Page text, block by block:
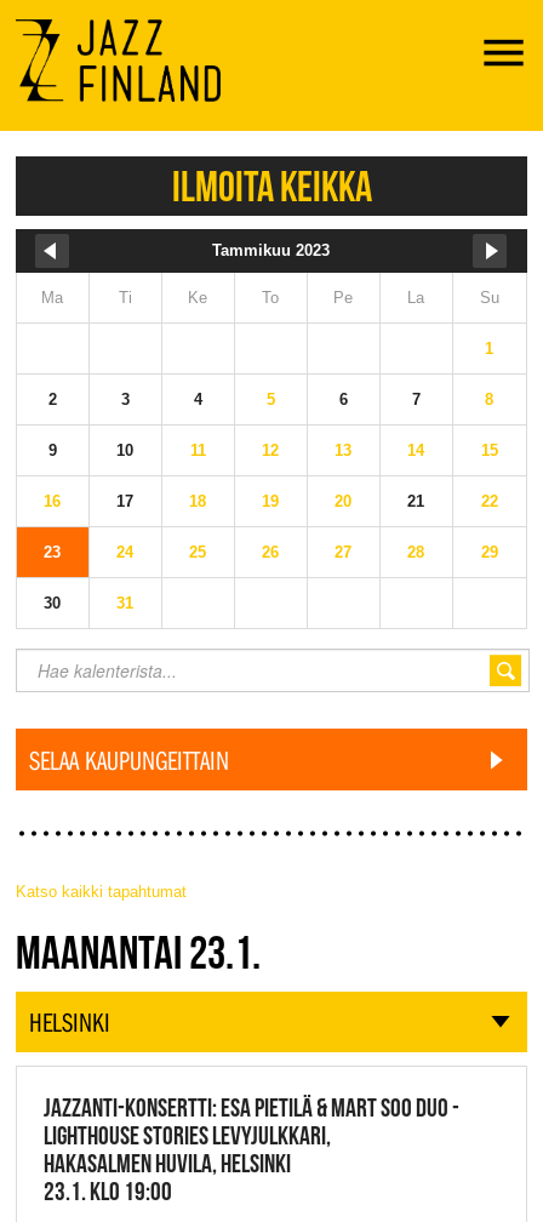
Menu
ILMOITA KEIKKA
Tammikuu 2023
Ma Ti Ke To Pe La Su
1
2 3 4 5 6 7 8
9 10 11 12 13 14 15
16 17 18 19 20 21 22
23 24 25 26 27 28 29
30 31
SELAA KAUPUNGEITTAIN
Katso kaikki tapahtumat
JAZZ FINLAND LIVE
MAANANTAI 23.1.
HELSINKI
JAZZANTI-KONSERTTI: ESA PIETILÄ & MART SOO DUO -
LIGHTHOUSE STORIES LEVYJULKKARI,
HAKASALMEN HUVILA, HELSINKI
23.1. KLO 19:00